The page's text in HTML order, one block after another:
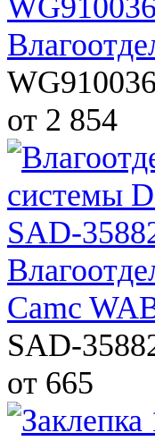
от 2 854
Camc
SAD-
от 665